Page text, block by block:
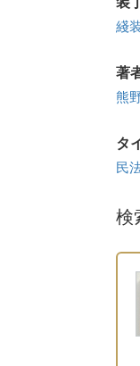
綫
著
熊
タ
民
検